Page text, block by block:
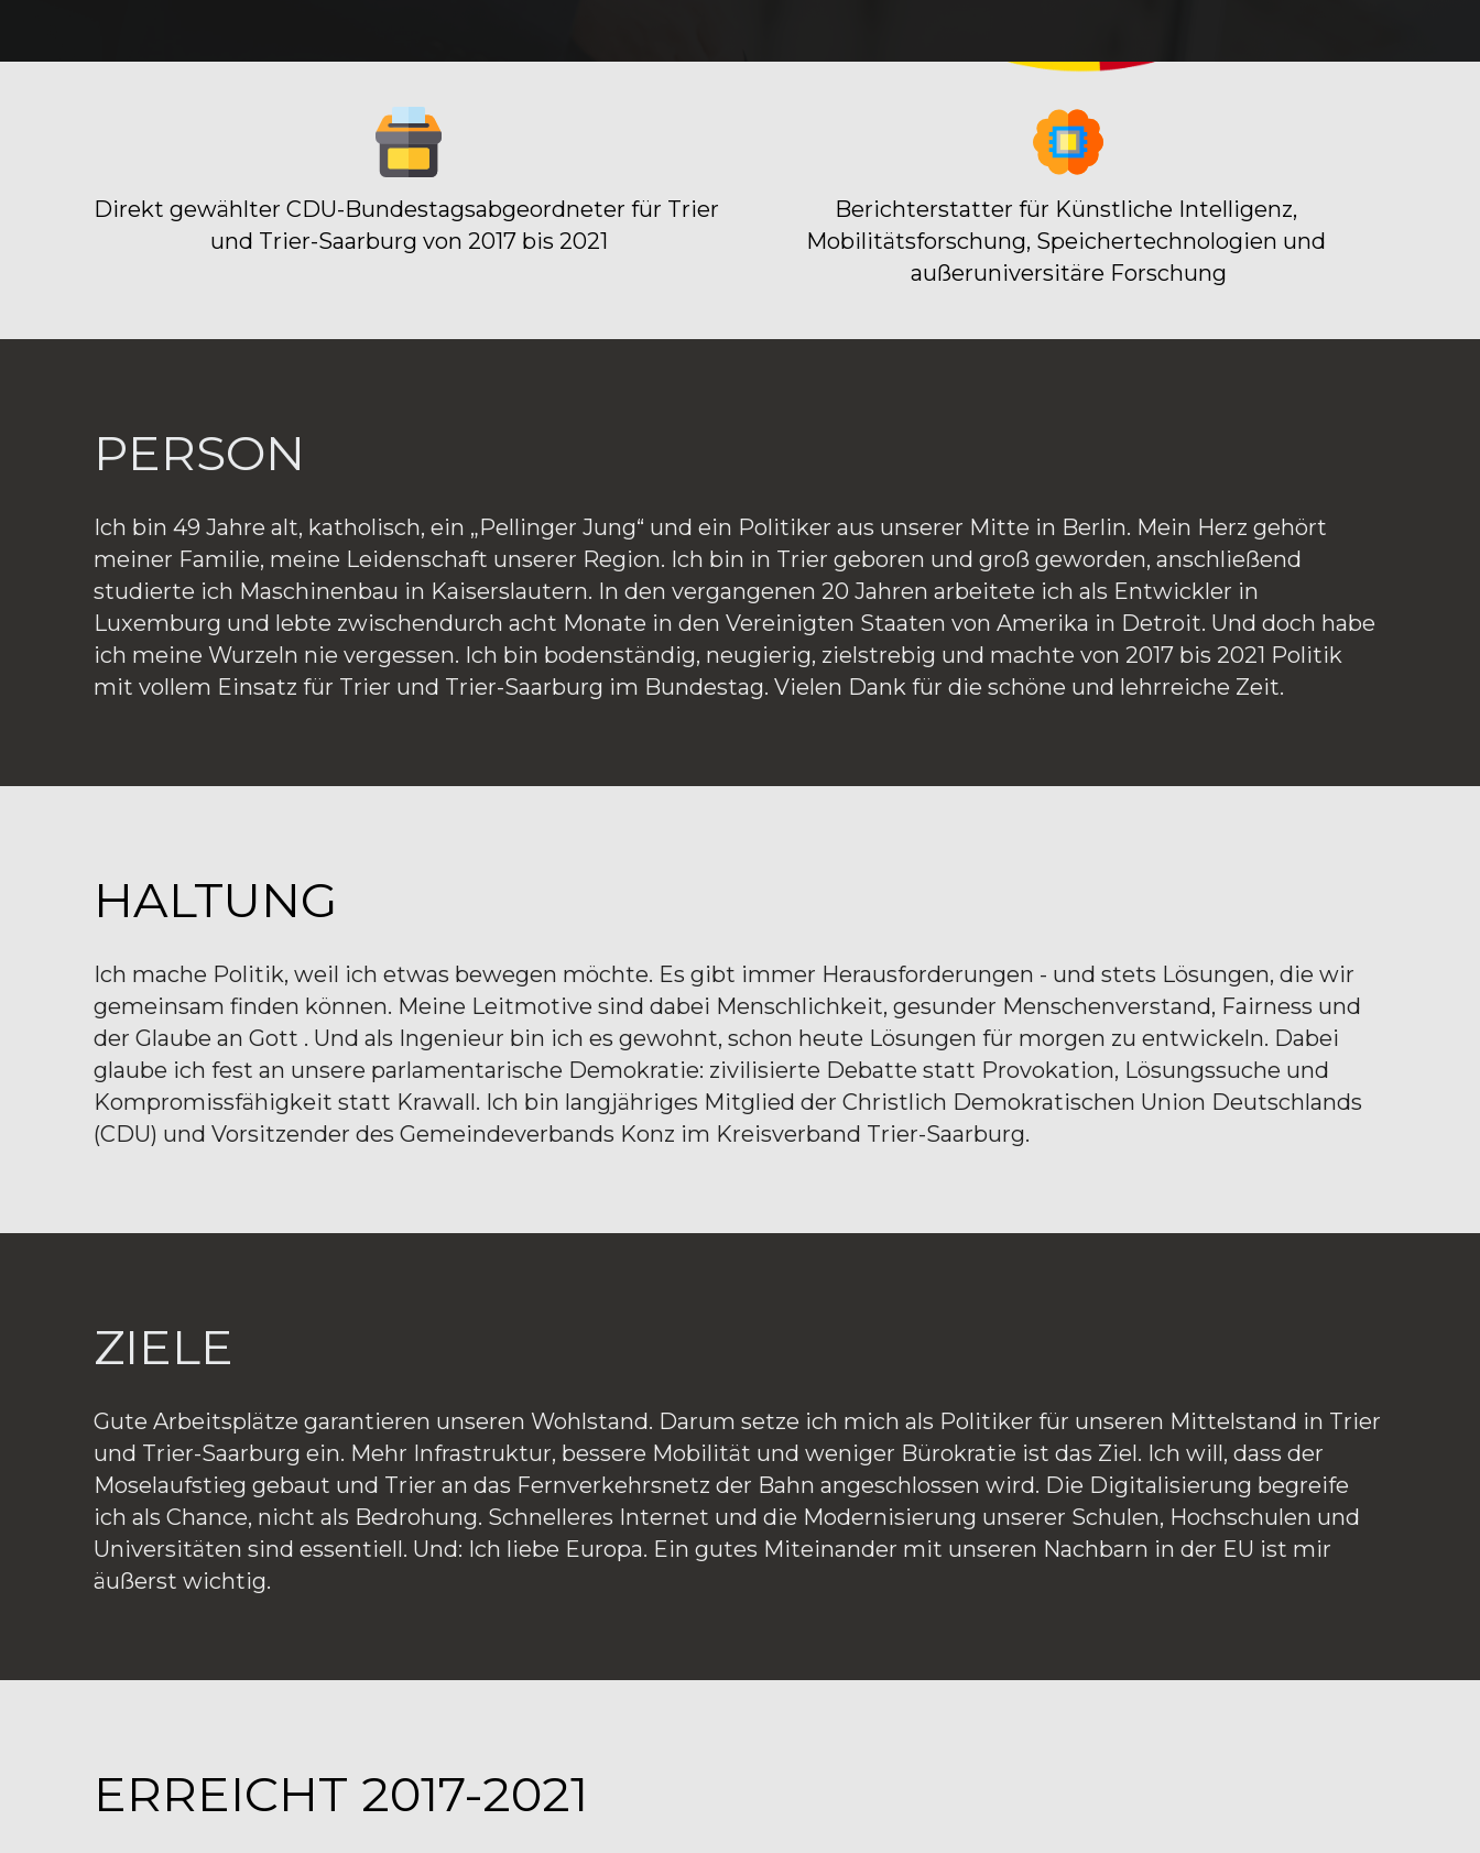
Direkt gewählter CDU-Bundestagsabgeordneter für Trier
und Trier-Saarburg von 2017 bis 2021
Berichterstatter für Künstliche Intelligenz,
Mobilitätsforschung, Speichertechnologien und
außeruniversitäre Forschung
PERSON
Ich bin 49 Jahre alt, katholisch, ein „Pellinger Jung“ und ein Politiker aus unserer Mitte in Berlin. Mein Herz gehört
meiner Familie, meine Leidenschaft unserer Region. Ich bin in Trier geboren und groß geworden, anschließend
studierte ich Maschinenbau in Kaiserslautern. In den vergangenen 20 Jahren arbeitete ich als Entwickler in
Luxemburg und lebte zwischendurch acht Monate in den Vereinigten Staaten von Amerika in Detroit. Und doch habe
ich meine Wurzeln nie vergessen. Ich bin bodenständig, neugierig, zielstrebig und machte von 2017 bis 2021 Politik
mit vollem Einsatz für Trier und Trier-Saarburg im Bundestag. Vielen Dank für die schöne und lehrreiche Zeit.
HALTUNG
Ich mache Politik, weil ich etwas bewegen möchte. Es gibt immer Herausforderungen - und stets Lösungen, die wir
gemeinsam finden können. Meine Leitmotive sind dabei Menschlichkeit, gesunder Menschenverstand, Fairness und
der Glaube an Gott . Und als Ingenieur bin ich es gewohnt, schon heute Lösungen für morgen zu entwickeln. Dabei
glaube ich fest an unsere parlamentarische Demokratie: zivilisierte Debatte statt Provokation, Lösungssuche und
Kompromissfähigkeit statt Krawall. Ich bin langjähriges Mitglied der Christlich Demokratischen Union Deutschlands
(CDU) und Vorsitzender des Gemeindeverbands Konz im Kreisverband Trier-Saarburg.
ZIELE
Gute Arbeitsplätze garantieren unseren Wohlstand. Darum setze ich mich als Politiker für unseren Mittelstand in Trier
und Trier-Saarburg ein. Mehr Infrastruktur, bessere Mobilität und weniger Bürokratie ist das Ziel. Ich will, dass der
Moselaufstieg gebaut und Trier an das Fernverkehrsnetz der Bahn angeschlossen wird. Die Digitalisierung begreife
ich als Chance, nicht als Bedrohung. Schnelleres Internet und die Modernisierung unserer Schulen, Hochschulen und
Universitäten sind essentiell. Und: Ich liebe Europa. Ein gutes Miteinander mit unseren Nachbarn in der EU ist mir
äußerst wichtig.
ERREICHT 2017-2021